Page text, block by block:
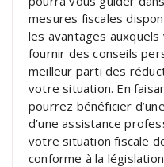
mesures fiscales
les avantages
fournir des conseils
meilleur parti des
votre situation. En
pourrez bénéficier
d’une assistance
votre situation fiscale
conforme à la